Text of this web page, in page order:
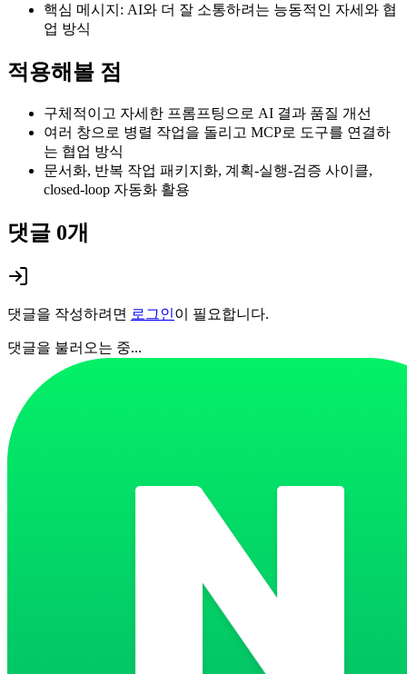
핵심 메시지: AI와 더 잘 소통하려는 능동적인 자세와 협
업 방식
적용해볼 점
구체적이고 자세한 프롬프팅으로 AI 결과 품질 개선
여러 창으로 병렬 작업을 돌리고 MCP로 도구를 연결하
는 협업 방식
문서화, 반복 작업 패키지화, 계획-실행-검증 사이클,
closed-loop 자동화 활용
댓글 0개
댓글을 작성하려면 로그인이 필요합니다.
댓글을 불러오는 중...